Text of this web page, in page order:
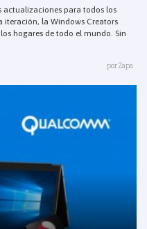
actualizaciones para todos los
iteración, la Windows Creators
hogares de todo el mundo. Sin
porZapa